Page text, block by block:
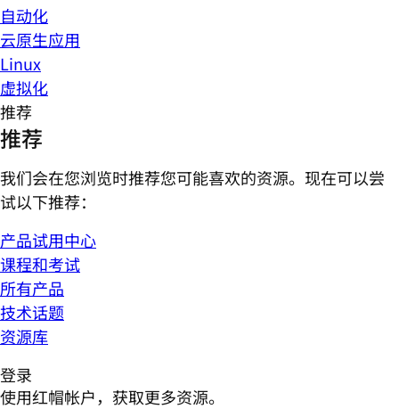
自动化
云原生应用
Linux
虚拟化
推荐
推荐
我们会在您浏览时推荐您可能喜欢的资源。现在可以尝
试以下推荐：
产品试用中心
课程和考试
所有产品
技术话题
资源库
登录
使用红帽帐户，获取更多资源。